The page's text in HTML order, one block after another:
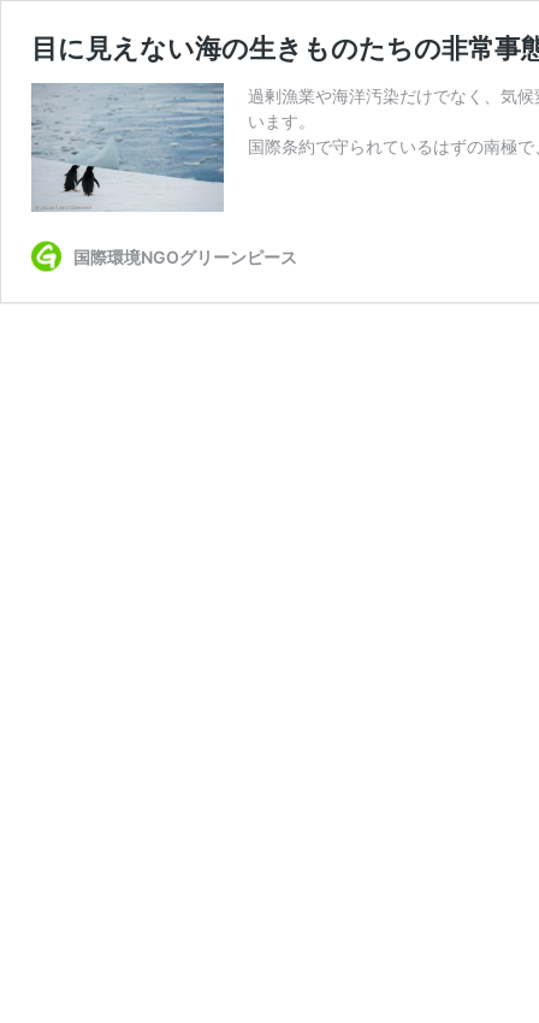
目に見えない海の生きものたちの非常事
過剰漁業や海洋汚染だけでなく、気
います。
国際条約で守られているはずの南極
国際環境NGOグリーンピース